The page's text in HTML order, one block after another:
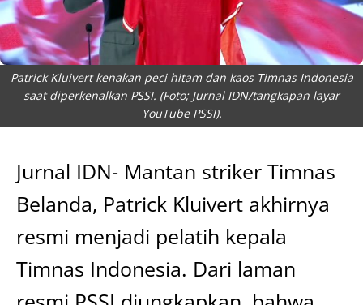
Patrick Kluivert kenakan peci hitam dan kaos Timnas Indonesia
saat diperkenalkan PSSI. (Foto; Jurnal IDN/tangkapan layar
YouTube PSSI).
Jurnal IDN- Mantan striker Timnas
Belanda, Patrick Kluivert akhirnya
resmi menjadi pelatih kepala
Timnas Indonesia. Dari laman